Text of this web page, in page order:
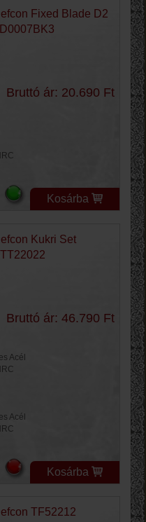
Fixed Blade D2
Bruttó ár: 20.690 Ft
Kosárba
Kukri Set
Bruttó ár: 46.790 Ft
Acél
Acél
Kosárba
TF52212